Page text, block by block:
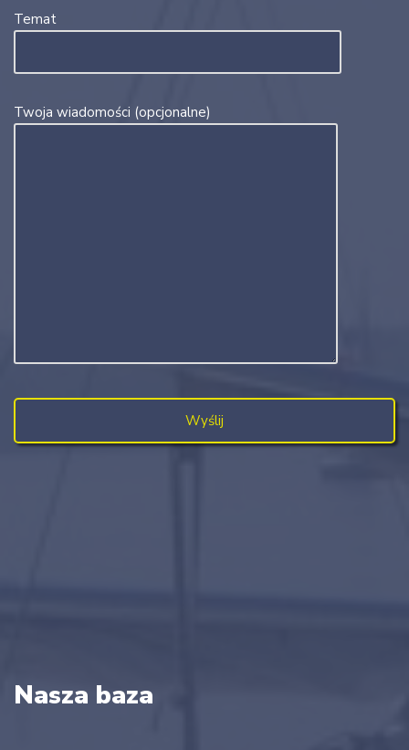
Temat
Twoja wiadomości (opcjonalne)
Nasza baza